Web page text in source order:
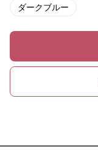
ダークブルー